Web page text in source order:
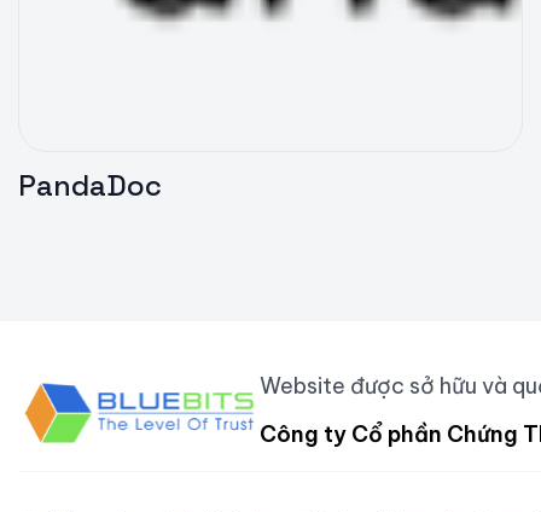
PandaDoc
Website được sở hữu và
Công ty Cổ phần Chứng